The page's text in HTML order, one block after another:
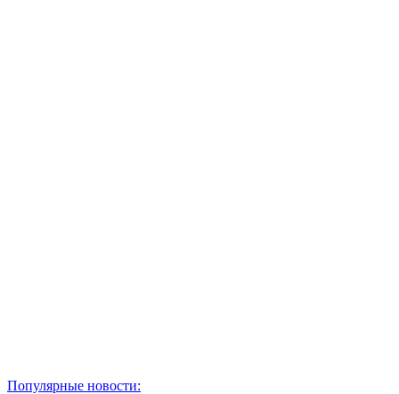
Популярные новости: